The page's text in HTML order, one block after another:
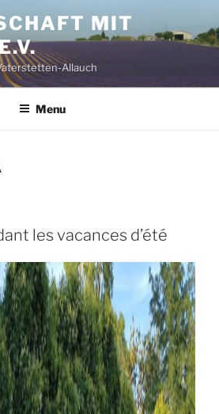
MIT
Allauch
Menu
les vacances d’été